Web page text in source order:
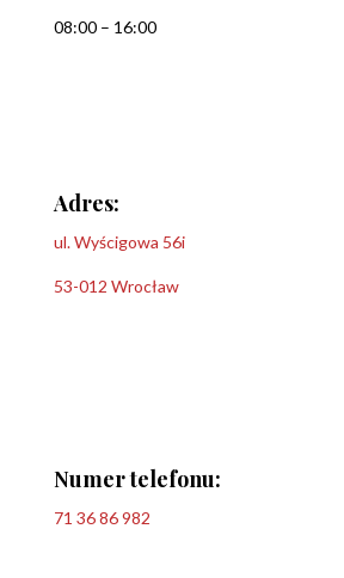
08:00 – 16:00
Adres:
ul. Wyścigowa 56i
53-012 Wrocław
Numer telefonu:
71 36 86 982